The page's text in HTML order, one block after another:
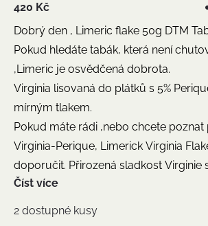
420 Kč
Dobrý den , Limeric flake 50g DTM
Pokud hledáte tabák, která není
,Limeric je osvědčená dobrota.
Virginia lisovaná do plátků s 5% Perique a zrálá pod
mírným tlakem.
Pokud máte rádi ,nebo chcete poznat
Virginia-Perique, Limerick Virginia
doporučit. Přirozená sladkost Virginie s medovou chutí
a Perique přidá pikantní kořenitou
vás bude bavit.
Číst více
2 dostupné kusy